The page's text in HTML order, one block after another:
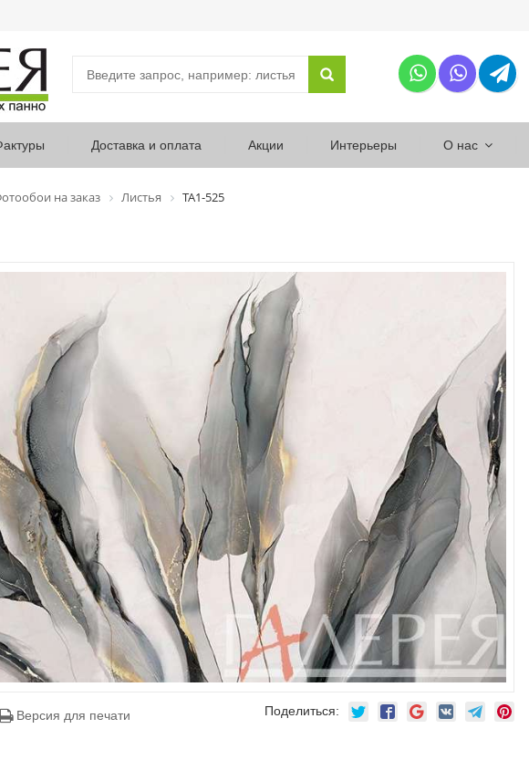
Доставка и оплата Акции Интерьеры О нас
на заказ Листья ТА1-525
Версия для печати Поделиться: